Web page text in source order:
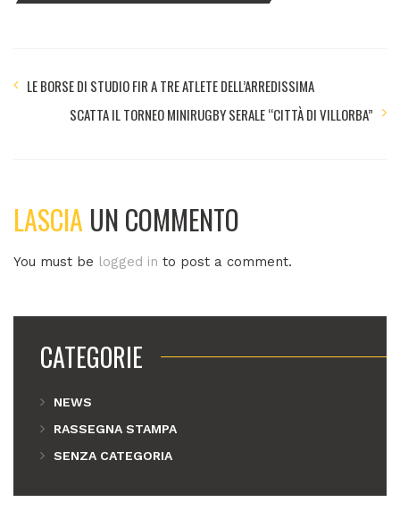
LE BORSE DI STUDIO FIR A TRE ATLETE DELL’ARREDISSIMA
SCATTA IL TORNEO MINIRUGBY SERALE “CITTÀ DI VILLORBA”
LASCIA UN COMMENTO
You must be logged in to post a comment.
CATEGORIE
NEWS
RASSEGNA STAMPA
SENZA CATEGORIA